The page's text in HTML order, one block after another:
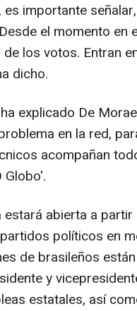
es importante
el momento en
los votos. Entran
dicho.
explicado De
en la red,
acompañan
Globo'.
estará abierta a
políticos en
de brasileños
y
estatales, así